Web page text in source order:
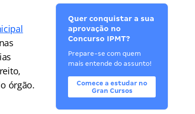
órgão.
Quer conquistar a sua
aprovação no
Concurso IPMT?
Prepare-se com quem
mais entende do assunto!
Comece a estudar no
Gran Cursos